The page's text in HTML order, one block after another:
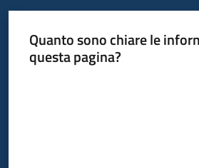
Quanto sono chiare le
questa pagina?